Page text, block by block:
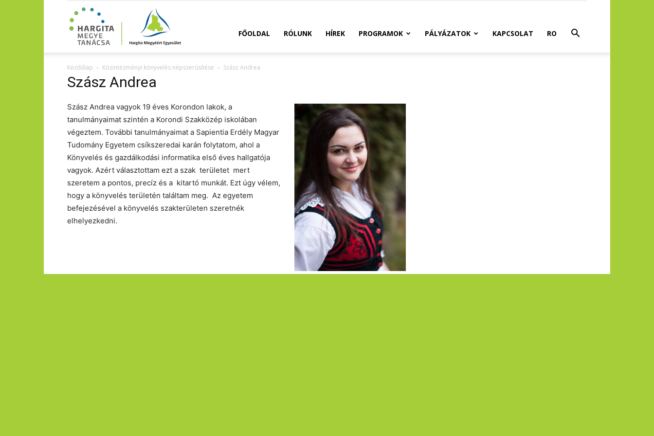
FŐOLDAL RÓLUNK HÍREK PROGRAMOK PÁLYÁZATOK KAPCSOLAT RO
Kezdőlap Közintézményi könyvelés népszerűsítése Szász Andrea
Szász Andrea
Szász Andrea vagyok 19 éves Korondon lakok, a
tanulmányaimat szintén a Korondi Szakközép iskolában
végeztem. További tanulmányaimat a Sapientia Erdély Magyar
Tudomány Egyetem csíkszeredai karán folytatom, ahol a
Könyvelés és gazdálkodási informatika első éves hallgatója
vagyok. Azért választottam ezt a szak területet mert
szeretem a pontos, precíz és a kitartó munkát. Ezt úgy vélem,
hogy a könyvelés területén találtam meg. Az egyetem
befejezésével a könyvelés szakterületen szeretnék
elhelyezkedni.